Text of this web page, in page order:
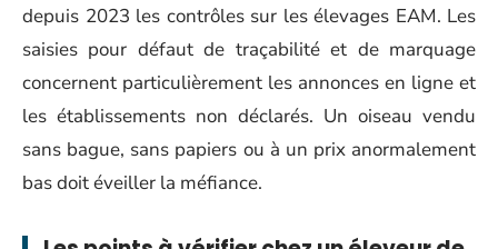
depuis 2023 les contrôles sur les élevages EAM. Les
saisies pour défaut de traçabilité et de marquage
concernent particulièrement les annonces en ligne et
les établissements non déclarés. Un oiseau vendu
sans bague, sans papiers ou à un prix anormalement
bas doit éveiller la méfiance.